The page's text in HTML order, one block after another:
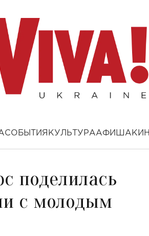
СОБЫТИЯ КУЛЬТУРААФИША
поделилась
с молодым